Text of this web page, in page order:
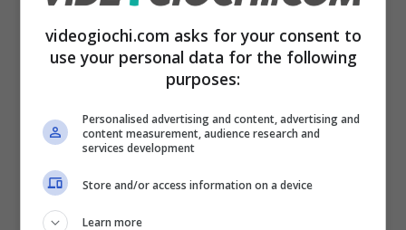
Mwh, sono disponibili attualmentesolo per
una clientela selezionata,e inizieranno ad
essere prodotte nelle prossime settimane.
videogiochi.com asks for your consent to
use your personal data for the following
purposes:
Personalised advertising and content, advertising and
content measurement, audience research and
services development
Store and/or access information on a device
Learn more